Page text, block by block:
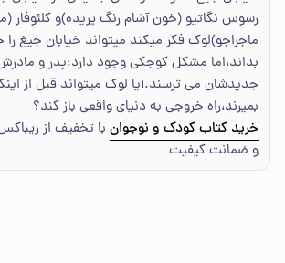
رسوس نگاتیو (خون آشام رنگ پریده)و کلئوفار
ماجراجو)لوک فکر میکند میتواند خیابان جیغ
بداند،اما مشکل کوجکی وجود دارد:پدر و
جدیدشان می ترسند.آیا لوک میتواند قبل از
بمیرند،راه خروجی به دنیای واقعی باز کند؟
خرید کتاب کودک و نوجوان با تخفیف از
و ضمانت کیفیت